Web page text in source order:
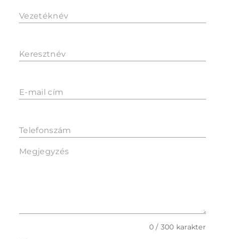
Vezetéknév
Keresztnév
E-mail cím
Telefonszám
Megjegyzés
0 / 300 karakter